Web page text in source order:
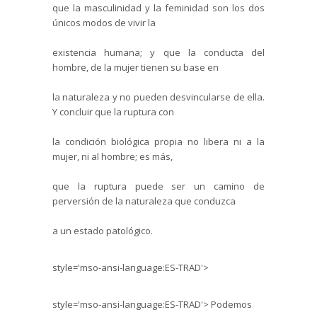
que la masculinidad y la feminidad son los dos
únicos modos de vivir la
existencia humana; y que la conducta del
hombre, de la mujer tienen su base en
la naturaleza y no pueden desvincularse de ella.
Y concluir que la ruptura con
la condición biológica propia no libera ni a la
mujer, ni al hombre; es más,
que la ruptura puede ser un camino de
perversión de la naturaleza que conduzca
a un estado patológico.
style='mso-ansi-language:ES-TRAD'>
style='mso-ansi-language:ES-TRAD'> Podemos